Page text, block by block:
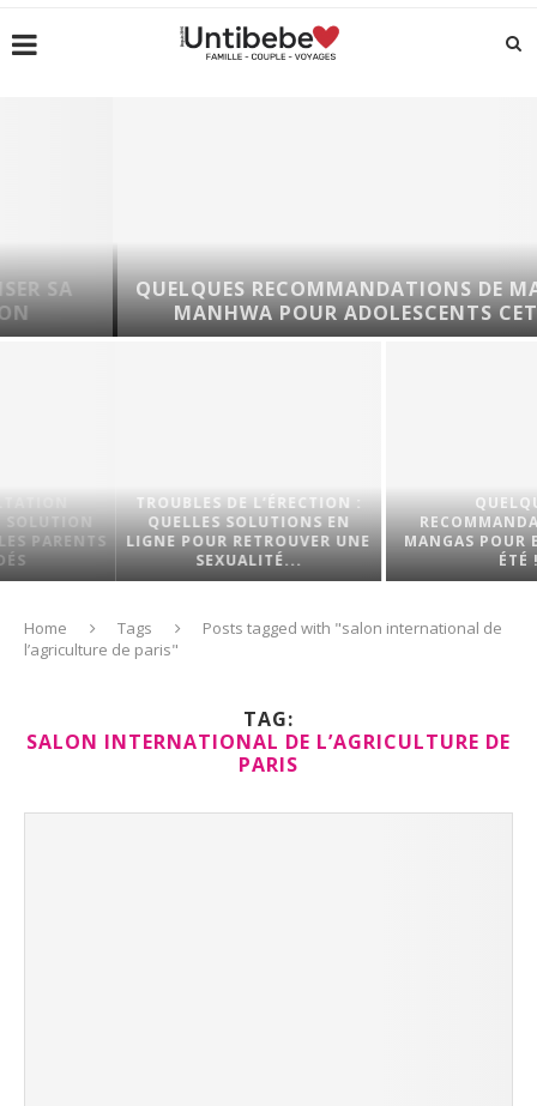
QUELQUES RECOMMANDATIONS DE MANGAS
MANHWA POUR ADOLESCENTS CET ÉTÉ !
TROUBLES DE L’ÉRECTION :
QUELLES SOLUTIONS EN
LIGNE POUR RETROUVER UNE
SEXUALITÉ...
QUELQUES
RECOMMANDATIONS
MANGAS POUR ENFANT
Home Tags
Posts tagged with "salon international de
l’agriculture de paris"
TAG:
SALON INTERNATIONAL DE L’AGRICULTURE DE
PARIS